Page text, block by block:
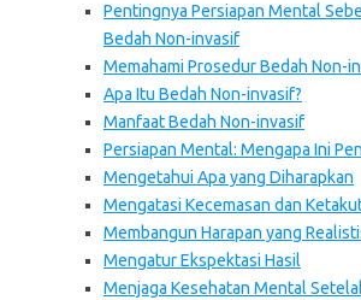
Pentingnya Persiapan Mental
Bedah Non-invasif
Memahami Prosedur Bedah Non-
Apa Itu Bedah Non-invasif?
Manfaat Bedah Non-invasif
Persiapan Mental: Mengapa Ini
Mengetahui Apa yang Diharapkan
Mengatasi Kecemasan dan
Membangun Harapan yang
Mengatur Ekspektasi Hasil
Menjaga Kesehatan Mental